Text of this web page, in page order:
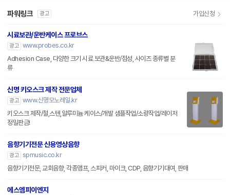
파워링크 광고 가입신청
시료보관/운반케이스 프로브스
광고 www.probes.co.kr
Adhesion Case, 다양한 크기 시료 보관&운반/점성, 사이즈 종류별 분
류
신명 키오스크 제작 전문업체
광고 www.신명모노레일.kr
키오스크 제작/철,스텐,알루미늄 케이스/개발 샘플작업/소량작업/레이저
정밀판금!
음향기기전문 신용영상음향
광고 spmusic.co.kr
음향기기전문, 교회음향, 각종앰프, 스피커, 마이크, CDP, 음향기기대여, 판매
에스엠피이엔지